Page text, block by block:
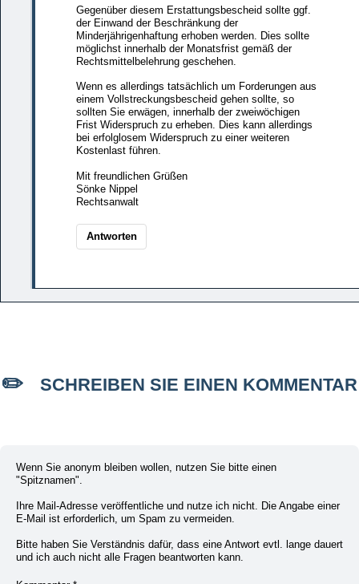
Gegenüber diesem Erstattungsbescheid sollte ggf.
der Einwand der Beschränkung der
Minderjährigenhaftung erhoben werden. Dies sollte
möglichst innerhalb der Monatsfrist gemäß der
Rechtsmittelbelehrung geschehen.
Wenn es allerdings tatsächlich um Forderungen aus
einem Vollstreckungsbescheid gehen sollte, so
sollten Sie erwägen, innerhalb der zweiwöchigen
Frist Widerspruch zu erheben. Dies kann allerdings
bei erfolglosem Widerspruch zu einer weiteren
Kostenlast führen.
Mit freundlichen Grüßen
Sönke Nippel
Rechtsanwalt
Antworten
SCHREIBEN SIE EINEN KOMMENTAR
Wenn Sie anonym bleiben wollen, nutzen Sie bitte einen
"Spitznamen".
Ihre Mail-Adresse veröffentliche und nutze ich nicht. Die Angabe einer
E-Mail ist erforderlich, um Spam zu vermeiden.
Bitte haben Sie Verständnis dafür, dass eine Antwort evtl. lange dauert
und ich auch nicht alle Fragen beantworten kann.